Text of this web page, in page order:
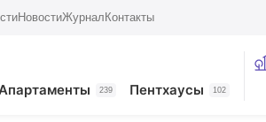
НовостиЖурнал Контакты
239 Пентхаусы 102